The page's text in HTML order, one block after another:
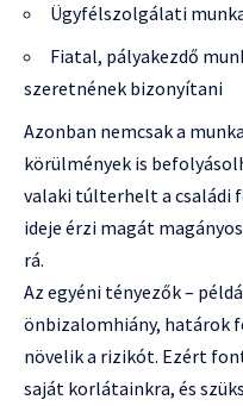
Ügyfélszolgálati
Fiatal, pályakezdő
szeretnének bizonyítani
Azonban nemcsak a
körülmények is
valaki túlterhelt a családi
ideje érzi magát
rá.
Az egyéni tényezők –
önbizalomhiány, határok
növelik a rizikót. Ezért
saját korlátainkra, és